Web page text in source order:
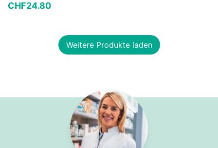
CHF24.80
In den Warenkorb
Weitere Produkte laden